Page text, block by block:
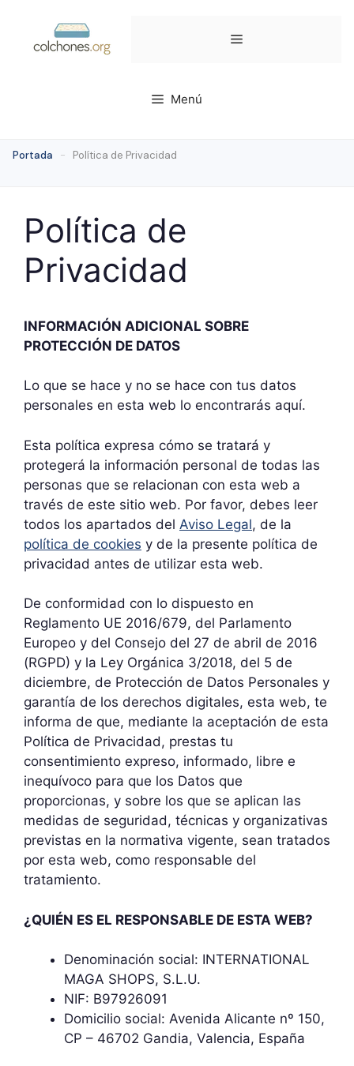
contenido
Menú
Menú
Portada - Política de Privacidad
Política de
Privacidad
INFORMACIÓN ADICIONAL SOBRE
PROTECCIÓN DE DATOS
Lo que se hace y no se hace con tus datos
personales en esta web lo encontrarás aquí.
Esta política expresa cómo se tratará y
protegerá la información personal de todas las
personas que se relacionan con esta web a
través de este sitio web. Por favor, debes leer
todos los apartados del Aviso Legal, de la
política de cookies y de la presente política de
privacidad antes de utilizar esta web.
De conformidad con lo dispuesto en
Reglamento UE 2016/679, del Parlamento
Europeo y del Consejo del 27 de abril de 2016
(RGPD) y la Ley Orgánica 3/2018, del 5 de
diciembre, de Protección de Datos Personales y
garantía de los derechos digitales, esta web, te
informa de que, mediante la aceptación de esta
Política de Privacidad, prestas tu
consentimiento expreso, informado, libre e
inequívoco para que los Datos que
proporcionas, y sobre los que se aplican las
medidas de seguridad, técnicas y organizativas
previstas en la normativa vigente, sean tratados
por esta web, como responsable del
tratamiento.
¿QUIÉN ES EL RESPONSABLE DE ESTA WEB?
Denominación social: INTERNATIONAL
MAGA SHOPS, S.L.U.
NIF: B97926091
Domicilio social: Avenida Alicante nº 150,
CP – 46702 Gandia, Valencia, España